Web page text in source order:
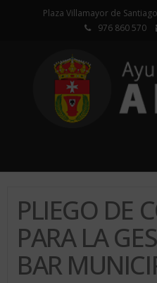
Plaza Villamayor de
976 860 570
PLIEGO DE
PARA LA
BAR